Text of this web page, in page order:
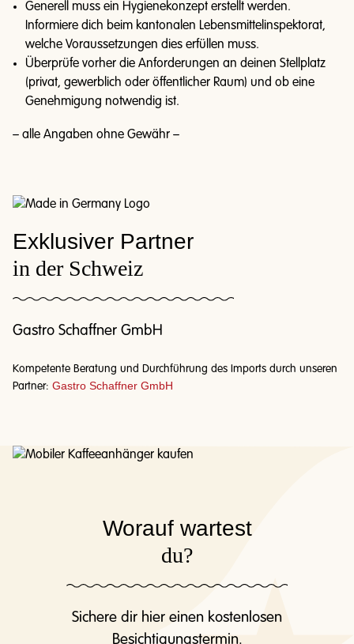
Generell muss ein Hygienekonzept erstellt werden.
Informiere dich beim kantonalen Lebensmittelinspektorat,
welche Voraussetzungen dies erfüllen muss.
Überprüfe vorher die Anforderungen an deinen Stellplatz
(privat, gewerblich oder öffentlicher Raum) und ob eine
Genehmigung notwendig ist.
– alle Angaben ohne Gewähr –
Exklusiver Partner
in der Schweiz
Gastro Schaffner GmbH
Kompetente Beratung und Durchführung des Imports durch unseren
Partner: Gastro Schaffner GmbH
Worauf wartest
du?
Sichere dir hier einen kostenlosen
Besichtigungstermin.